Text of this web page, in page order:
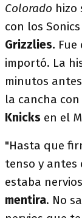
Colorado hizo
con los
Grizzlies.
importó. La
minutos
la cancha con
Knicks en el
"Hasta que
tenso y antes
estaba
mentira. No